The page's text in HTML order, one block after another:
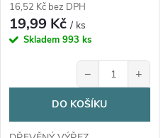
16,52 Kč bez DPH
19,99 Kč/ ks
Skladem 993 ks
− +
DO KOŠÍKU